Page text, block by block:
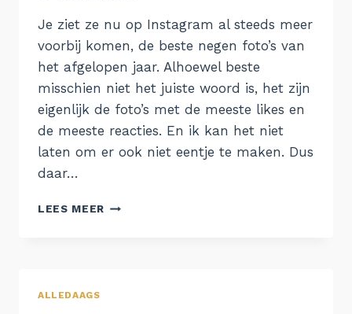
Je ziet ze nu op Instagram al steeds meer
voorbij komen, de beste negen foto’s van
het afgelopen jaar. Alhoewel beste
misschien niet het juiste woord is, het zijn
eigenlijk de foto’s met de meeste likes en
de meeste reacties. En ik kan het niet
laten om er ook niet eentje te maken. Dus
daar…
LEES MEER 16.
ALLEDAAGS